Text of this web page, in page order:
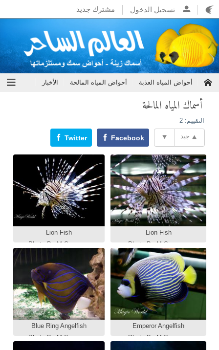
تسجيل الدخول مشترك جديد
أحواض المياه العذبة أحواض المياه المالحة الأخبار
أسماك المياه المالحة
التقييم: 2
جيد Facebook
Twitter
Lion Fish
Photo By M.Samman
Lion Fish
Photo By M.Samman
Emperor Angelfish
Photo By M.Samman
Blue Ring Angelfish
Photo By M.Samman